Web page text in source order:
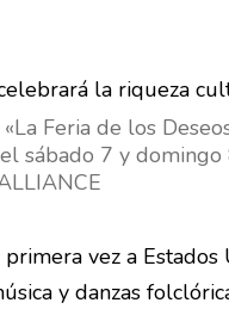
Feria de los
sábado 7 y
vez a
y danzas